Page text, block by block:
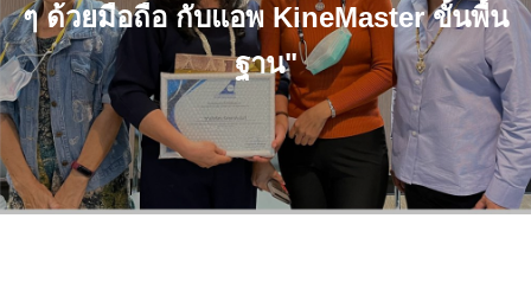
ๆ ด้วยมือถือ กับแอพ KineMaster ขั้นพื้น
ฐาน"